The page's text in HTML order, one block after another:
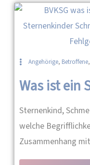
Angehörige, Betroffene,
Was ist ein
Sternenkind,
welche
Zusammenhang